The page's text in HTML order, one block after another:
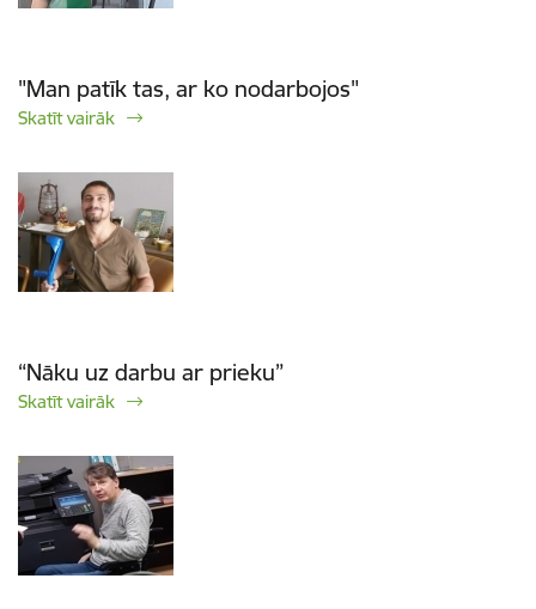
"Man patīk tas, ar ko nodarbojos"
Skatīt vairāk
“Nāku uz darbu ar prieku”
Skatīt vairāk